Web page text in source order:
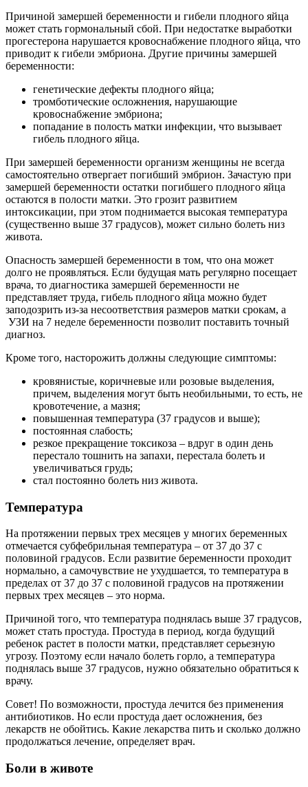
Причиной замершей беременности и гибели плодного яйца
может стать гормональный сбой. При недостатке выработки
прогестерона нарушается кровоснабжение плодного яйца, что
приводит к гибели эмбриона. Другие причины замершей
беременности:
генетические дефекты плодного яйца;
тромботические осложнения, нарушающие
кровоснабжение эмбриона;
попадание в полость матки инфекции, что вызывает
гибель плодного яйца.
При замершей беременности организм женщины не всегда
самостоятельно отвергает погибший эмбрион. Зачастую при
замершей беременности остатки погибшего плодного яйца
остаются в полости матки. Это грозит развитием
интоксикации, при этом поднимается высокая температура
(существенно выше 37 градусов), может сильно болеть низ
живота.
Опасность замершей беременности в том, что она может
долго не проявляться. Если будущая мать регулярно посещает
врача, то диагностика замершей беременности не
представляет труда, гибель плодного яйца можно будет
заподозрить из-за несоответствия размеров матки срокам, а
УЗИ на 7 неделе беременности позволит поставить точный
диагноз.
Кроме того, насторожить должны следующие симптомы:
кровянистые, коричневые или розовые выделения,
причем, выделения могут быть необильными, то есть, не
кровотечение, а мазня;
повышенная температура (37 градусов и выше);
постоянная слабость;
резкое прекращение токсикоза – вдруг в один день
перестало тошнить на запахи, перестала болеть и
увеличиваться грудь;
стал постоянно болеть низ живота.
Температура
На протяжении первых трех месяцев у многих беременных
отмечается субфебрильная температура – от 37 до 37 с
половиной градусов. Если развитие беременности проходит
нормально, а самочувствие не ухудшается, то температура в
пределах от 37 до 37 с половиной градусов на протяжении
первых трех месяцев – это норма.
Причиной того, что температура поднялась выше 37 градусов,
может стать простуда. Простуда в период, когда будущий
ребенок растет в полости матки, представляет серьезную
угрозу. Поэтому если начало болеть горло, а температура
поднялась выше 37 градусов, нужно обязательно обратиться к
врачу.
Совет! По возможности, простуда лечится без применения
антибиотиков. Но если простуда дает осложнения, без
лекарств не обойтись. Какие лекарства пить и сколько должно
продолжаться лечение, определяет врач.
Боли в животе